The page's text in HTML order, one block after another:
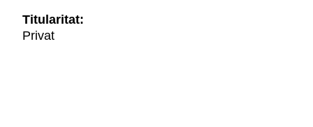
Titularitat:
Privat